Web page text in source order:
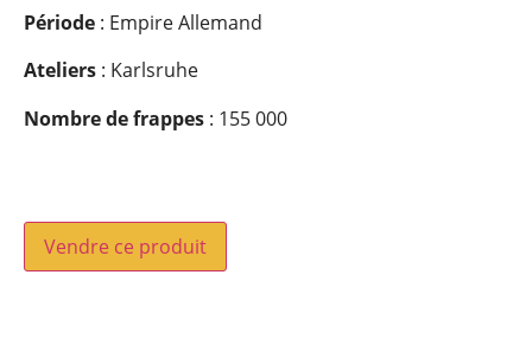
Période : Empire Allemand
Ateliers : Karlsruhe
Nombre de frappes : 155 000
Vendre ce produit